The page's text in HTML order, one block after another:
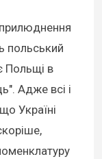
польський
Польщі в
Адже всі і
Україні